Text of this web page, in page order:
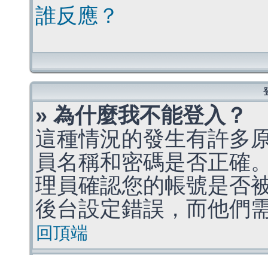
誰反應？
» 為什麼我不能登入？
這種情況的發生有許多
員名稱和密碼是否正確
理員確認您的帳號是否
後台設定錯誤，而他們
回頂端